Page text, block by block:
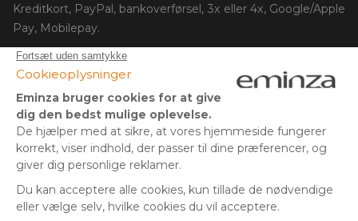
Kreditkort, PayPal, bankoverførsel, 3x eller 4x, Google/Apple
Pay, Mobilepay.
Følg os på:
© Copyright 2025 Eminza | Alle rettigheder forbeholdes |
FRANKRIG
ITALIEN
DNK
* Du har 30 dage (fra modtagelsen eller afhentningen af din